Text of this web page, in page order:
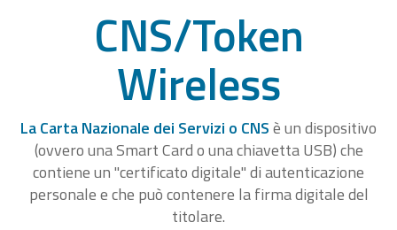
CNS/Token
Wireless
La Carta Nazionale dei Servizi o CNSè un dispositivo
(ovvero una Smart Card o una chiavetta USB) che
contiene un "certificato digitale" di autenticazione
personale e che può contenere la firma digitale del
titolare.